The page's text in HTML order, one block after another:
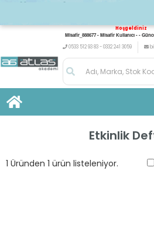
Hoşgeldiniz
Misafir_888677 - Misafir Kullanıcı - -
0533 512 93 83 - 0332 241 3059
Etkinlik
1 Üründen 1 ürün listeleniyor.